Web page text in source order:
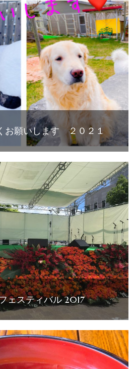
お願いします ２０２１
ェスティバル 2017